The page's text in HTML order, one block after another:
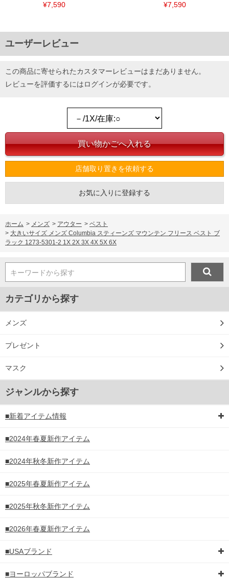
¥7,590
¥7,590
ユーザーレビュー
この商品に寄せられたカスタマーレビューはまだありません。
レビューを評価するにはログインが必要です。
店舗取り置きを依頼する
お気に入りに登録する
ホーム > メンズ > アウター > ベスト
> 大きいサイズ メンズ Columbia スティーンズ マウンテン フリース ベスト ブ
ラック 1273-5301-2 1X 2X 3X 4X 5X 6X
キーワードから探す
カテゴリから探す
メンズ
プレゼント
マスク
ジャンルから探す
■新着アイテム情報
■2024年春夏新作アイテム
■2024年秋冬新作アイテム
■2025年春夏新作アイテム
■2025年秋冬新作アイテム
■2026年春夏新作アイテム
■USAブランド
■ヨーロッパブランド